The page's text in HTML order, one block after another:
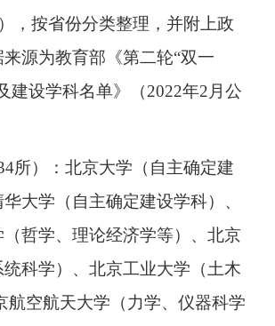
，按省份分类整理，并附上政
源为教育部《第二轮“双一
建设学科名单》（2022年2月公
所）：北京大学（自主确定建
大学（自主确定建设学科）、
哲学、理论经济学等）、北京
科学）、北京工业大学（土木
航空航天大学（力学、仪器科学